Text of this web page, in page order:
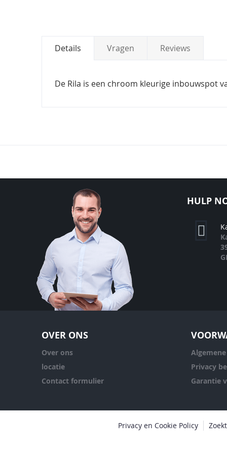
Details Vragen Reviews
De Rila is een chroom kleurige inbouwspot
HULP
OVER ONS
Over ons
locatie
Contact formulier
Privacy
Garantie
Privacy en Cookie Policy